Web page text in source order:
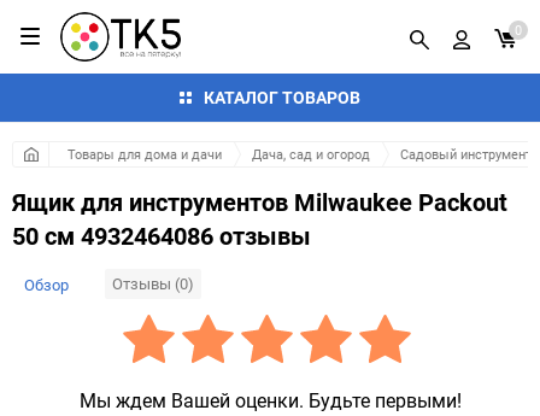
КАТАЛОГ ТОВАРОВ
0
Товары для дома и дачи Дача, сад и огород Садовый инструмент
Ящик для инструментов Milwaukee Packout
50 см 4932464086 отзывы
Обзор Отзывы (0)
Мы ждем Вашей оценки. Будьте первыми!